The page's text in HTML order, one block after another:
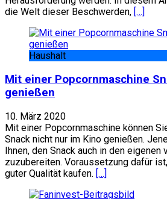
die Welt dieser Beschwerden, […]
Haushalt
Mit einer Popcornmaschine
genießen
10. März 2020
Mit einer Popcornmaschine können
Snack nicht nur im Kino genießen.
Ihnen, den Snack auch in den eigenen
zuzubereiten. Voraussetzung dafür
guter Qualität kaufen. […]